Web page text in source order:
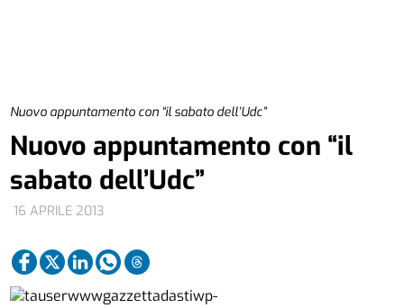
Nuovo appuntamento con “il sabato dell’Udc”
16 APRILE 2013
Nuovo appuntamento con “il
sabato dell’Udc”